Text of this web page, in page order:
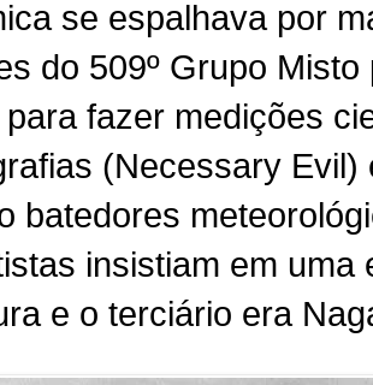
se espalhava por
do 509º Grupo
para fazer medições
(Necessary
batedores
insistiam em
e o terciário era